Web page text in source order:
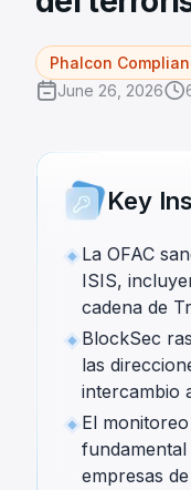
Phalcon
June 26, 2026
Key
La OFAC
ISIS,
cadena de
BlockSec
las
intercambio
El
empresas